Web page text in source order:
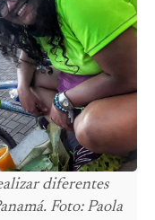
diferentes
Foto: Paola